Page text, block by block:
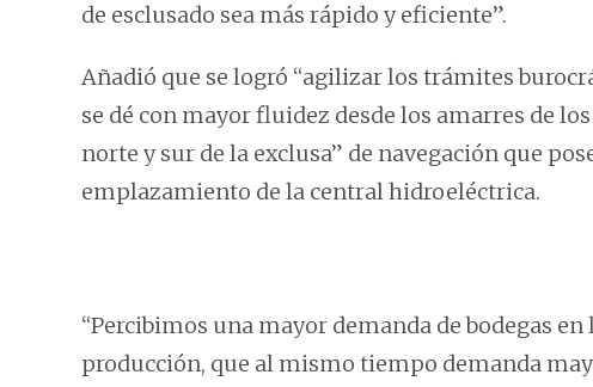
de esclusado sea más rápido y eficiente”.
Añadió que se logró “agilizar los trámites
se dé con mayor fluidez desde los amarres de
norte y sur de la exclusa” de navegación que
emplazamiento de la central hidroeléctrica.
“Percibimos una mayor demanda de bodegas
producción, que al mismo tiempo demanda